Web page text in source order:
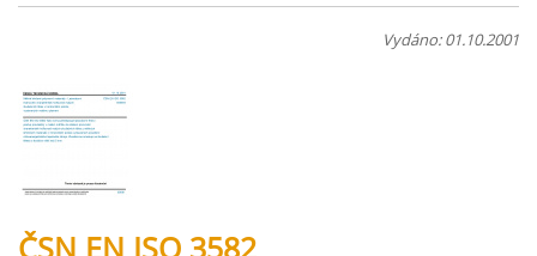
Vydáno: 01.10.2001
ČSN EN ISO 3582